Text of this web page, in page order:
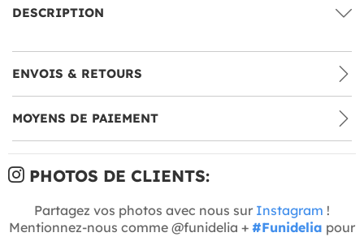
DESCRIPTION
ENVOIS & RETOURS
MOYENS DE PAIEMENT
PHOTOS DE CLIENTS:
Partagez vos photos avec nous sur Instagram !
Mentionnez-nous comme @funidelia + #Funidelia pour